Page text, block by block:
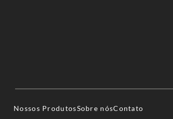
Nossos ProdutosSobre nósContato